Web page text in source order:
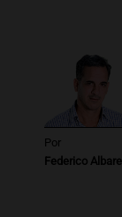
Por
Federico